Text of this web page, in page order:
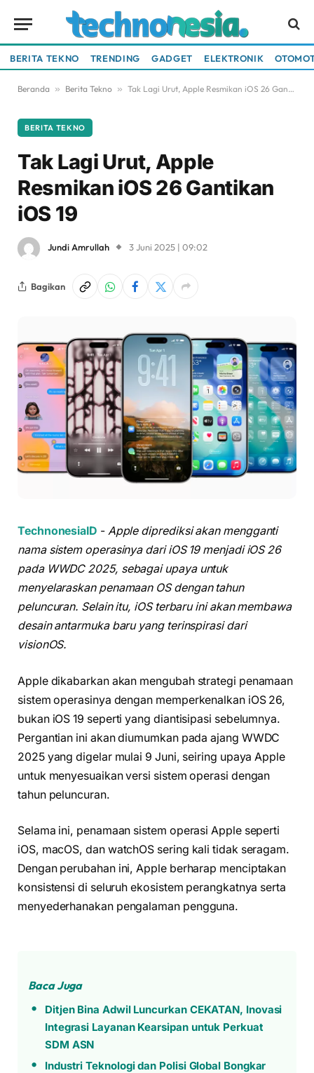
BERITA TEKNO TRENDING GADGET ELEKTRONIK
Beranda » Berita Tekno » Tak Lagi Urut, Apple Resmikan iOS 26 Gantikan iOS 19
BERITA TEKNO
Tak Lagi Urut, Apple
Resmikan iOS 26 Gantikan
iOS 19
Jundi Amrullah 3 Juni 2025 | 09:02
Bagikan
TechnonesiaID - Apple diprediksi akan mengganti
nama sistem operasinya dari iOS 19 menjadi iOS 26
pada WWDC 2025, sebagai upaya untuk
menyelaraskan penamaan OS dengan tahun
peluncuran. Selain itu, iOS terbaru ini akan membawa
desain antarmuka baru yang terinspirasi dari
visionOS.
Apple dikabarkan akan mengubah strategi penamaan
sistem operasinya dengan memperkenalkan iOS 26,
bukan iOS 19 seperti yang diantisipasi sebelumnya.
Pergantian ini akan diumumkan pada ajang WWDC
2025 yang digelar mulai 9 Juni, seiring upaya Apple
untuk menyesuaikan versi sistem operasi dengan
tahun peluncuran.
Selama ini, penamaan sistem operasi Apple seperti
iOS, macOS, dan watchOS sering kali tidak seragam.
Dengan perubahan ini, Apple berharap menciptakan
konsistensi di seluruh ekosistem perangkatnya serta
menyederhanakan pengalaman pengguna.
Baca Juga
Ditjen Bina Adwil Luncurkan CEKATAN, Inovasi
Integrasi Layanan Kearsipan untuk Perkuat
SDM ASN
Industri Teknologi dan Polisi Global Bongkar